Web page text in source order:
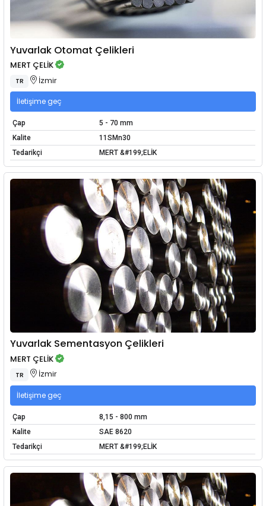
Yuvarlak Otomat Çelikleri
MERT ÇELİK
TR İzmir
İletişime geç
Çap
5 - 70 mm
Kalite
11SMn30
Tedarikçi
MERT &#199;ELİK
Yuvarlak Sementasyon Çelikleri
MERT ÇELİK
TR İzmir
İletişime geç
Çap
8,15 - 800 mm
Kalite
SAE 8620
Tedarikçi
MERT &#199;ELİK